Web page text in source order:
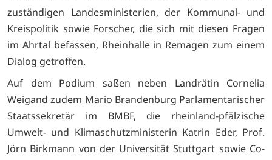
zuständigen Landesministerien, der Kommunal- und
Kreispolitik sowie Forscher, die sich mit diesen Fragen
im Ahrtal befassen, Rheinhalle in Remagen zum einem
Dialog getroffen.
Auf dem Podium saßen neben Landrätin Cornelia
Weigand zudem Mario Brandenburg Parlamentarischer
Staatssekretär im BMBF, die rheinland-pfälzische
Umwelt- und Klimaschutzministerin Katrin Eder, Prof.
Jörn Birkmann von der Universität Stuttgart sowie Co-